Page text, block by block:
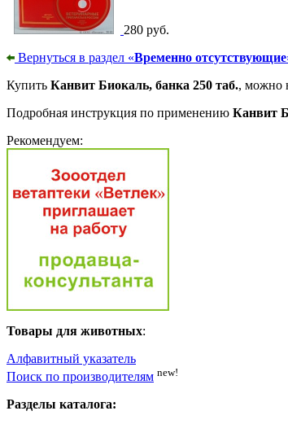
280 руб.
Вернуться в раздел «Временно отсутствующие
Купить Канвит Биокаль, банка 250 таб., можно
Подробная инструкция по применению Канвит
Рекомендуем:
Товары для животных:
Алфавитный указатель
Поиск по производителям new!
Разделы каталога: